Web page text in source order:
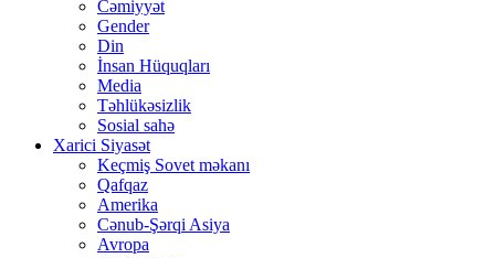
Cəmiyyət
Gender
Din
İnsan Hüquqları
Media
Təhlükəsizlik
Sosial sahə
Xarici Siyasət
Keçmiş Sovet məkanı
Qafqaz
Amerika
Cənub-Şərqi Asiya
Avropa